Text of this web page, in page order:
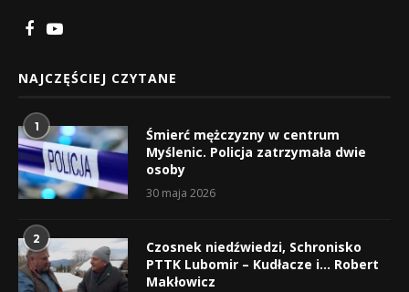
NAJCZĘŚCIEJ CZYTANE
1
Śmierć mężczyzny w centrum
Myślenic. Policja zatrzymała dwie
osoby
30 maja 2026
2
Czosnek niedźwiedzi, Schronisko
PTTK Lubomir – Kudłacze i… Robert
Makłowicz